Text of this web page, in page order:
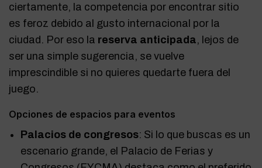
ciertamente, la competencia por encontrar sitio
es feroz debido al gusto internacional por la
ciudad. Por eso la reserva anticipada, lejos de
ser una simple sugerencia, se vuelve
imprescindible si no quieres quedarte fuera del
juego.
Opciones de espacios para eventos
Palacios de congresos: Si lo que buscas es un
escenario grande, el Palacio de Ferias y